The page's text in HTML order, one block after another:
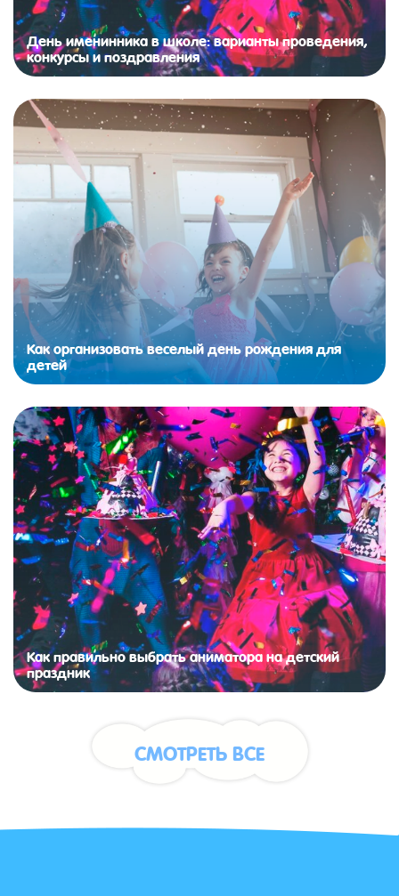
День именинника в школе: варианты проведения,
конкурсы и поздравления
Как организовать веселый день рождения для
детей
Как правильно выбрать аниматора на детский
праздник
СМОТРЕТЬ ВСЕ